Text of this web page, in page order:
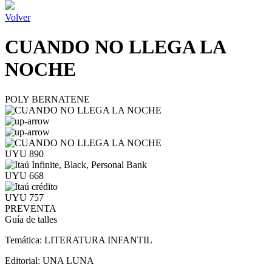
Volver
CUANDO NO LLEGA LA
NOCHE
POLY BERNATENE
UYU 890
UYU 668
UYU 757
PREVENTA
Guía de talles
Temática: LITERATURA INFANTIL
Editorial: UNA LUNA